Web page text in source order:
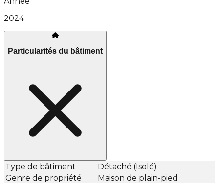
2024
Particularités du bâtiment
Type de bâtiment
Détaché (Isolé)
Genre de propriété
Maison de plain-pied